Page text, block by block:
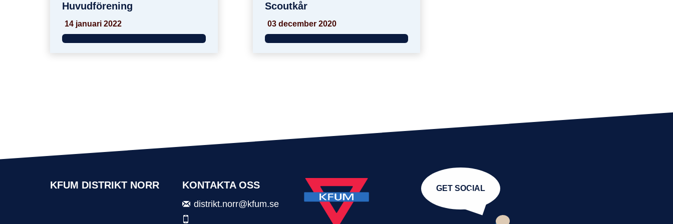
Huvudförening
14 januari 2022
Scoutkår
03 december 2020
KFUM DISTRIKT NORR KONTAKTA OSS
distrikt.norr@kfum.se
GET SOCIAL